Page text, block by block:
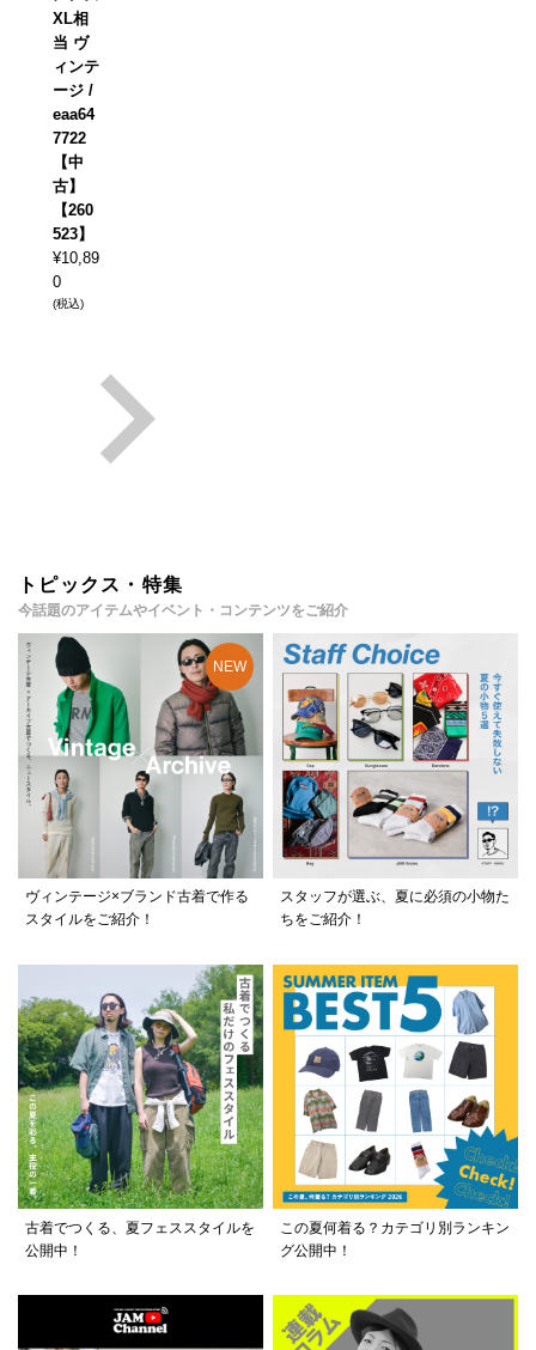
XL相
当 ヴ
ィンテ
ージ /
eaa64
7722
【中
古】
【260
523】
¥10,89
0
(税込)
トピックス・特集
今話題のアイテムやイベント・コンテンツをご紹介
ヴィンテージ×ブランド古着で作る
スタイルをご紹介！
スタッフが選ぶ、夏に必須の小物た
ちをご紹介！
古着でつくる、夏フェススタイルを
公開中！
この夏何着る？カテゴリ別ランキン
グ公開中！